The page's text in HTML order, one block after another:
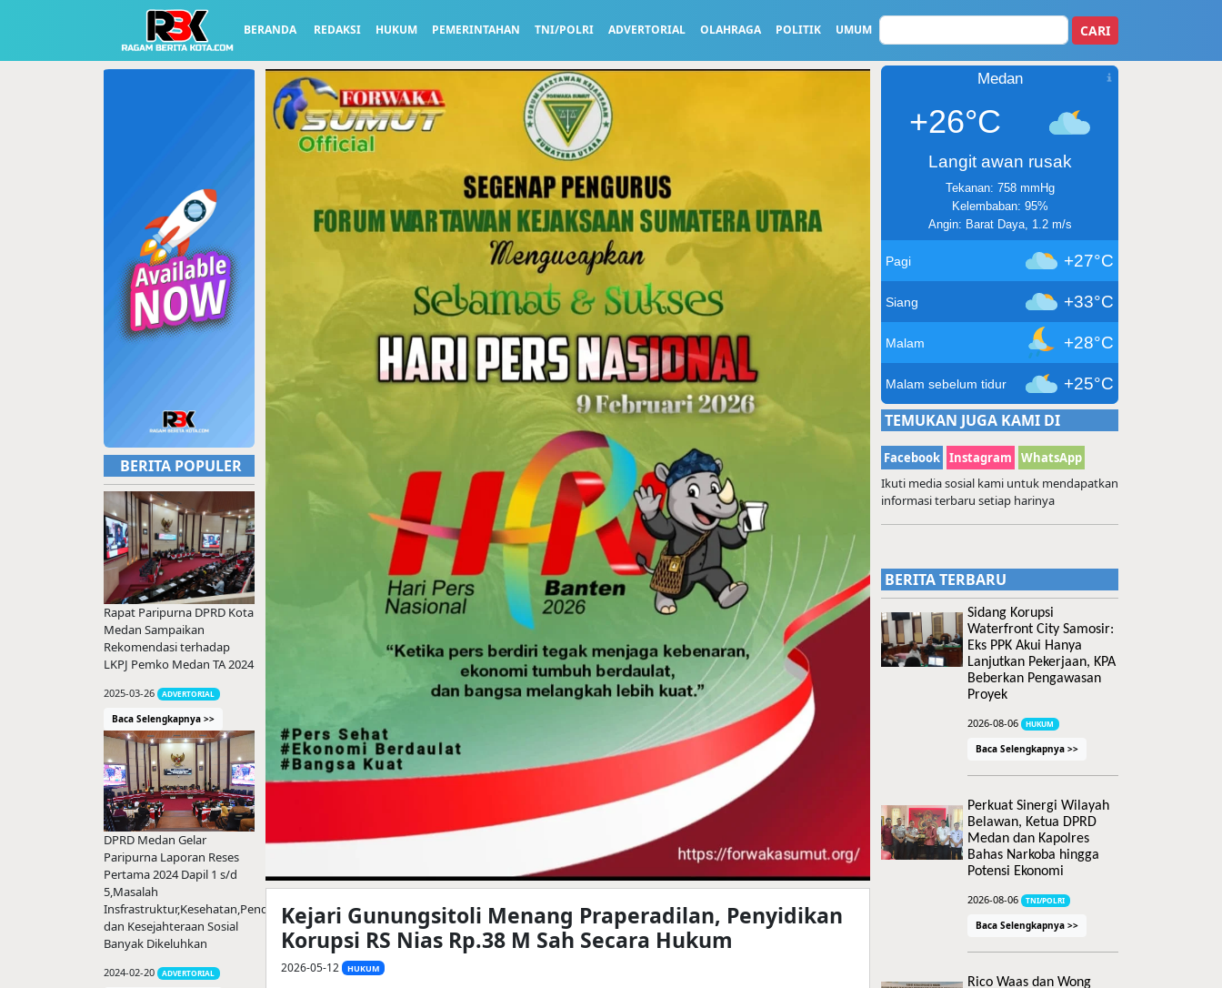
BERANDA REDAKSI HUKUM PEMERINTAHAN TNI/POLRI ADVERTORIAL OLAHRAGA POLITIK UMUM CARI
BERITA POPULER
Rapat Paripurna DPRD Kota
Medan Sampaikan
Rekomendasi terhadap
LKPJ Pemko Medan TA 2024
2025-03-26 ADVERTORIAL
Baca Selengkapnya >>
DPRD Medan Gelar
Paripurna Laporan Reses
Pertama 2024 Dapil 1 s/d
5,Masalah
Insfrastruktur,Kesehatan,Pendidikan
dan Kesejahteraan Sosial
Banyak Dikeluhkan
2024-02-20 ADVERTORIAL
Kejari Gunungsitoli Menang Praperadilan, Penyidikan
Korupsi RS Nias Rp.38 M Sah Secara Hukum
2026-05-12 HUKUM
Medan
+26°C
Langit awan rusak
Tekanan: 758 mmHg
Kelembaban: 95%
Angin: Barat Daya, 1.2 m/s
Pagi +27°C
Siang +33°C
Malam +28°C
Malam sebelum tidur +25°C
TEMUKAN JUGA KAMI DI
Facebook Instagram
WhatsApp
Ikuti media sosial kami untuk mendapatkan
informasi terbaru setiap harinya
BERITA TERBARU
Sidang Korupsi
Waterfront City Samosir:
Eks PPK Akui Hanya
Lanjutkan Pekerjaan, KPA
Beberkan Pengawasan
Proyek
2026-08-06 HUKUM
Baca Selengkapnya >>
Perkuat Sinergi Wilayah
Belawan, Ketua DPRD
Medan dan Kapolres
Bahas Narkoba hingga
Potensi Ekonomi
2026-08-06 TNI/POLRI
Baca Selengkapnya >>
Rico Waas dan Wong